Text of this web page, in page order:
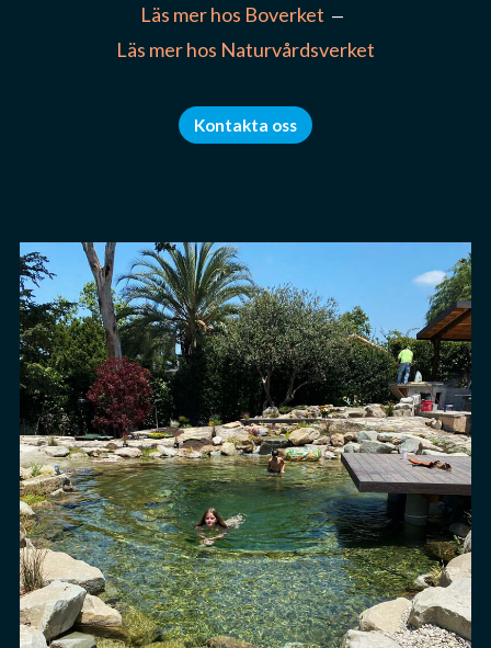
Läs mer hos Boverket —
Läs mer hos Naturvårdsverket
Kontakta oss